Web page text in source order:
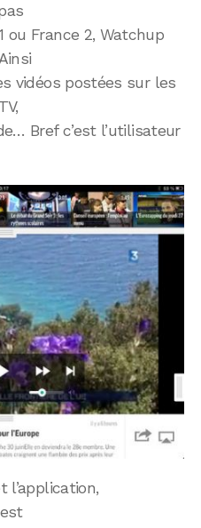
ou France 2, Watchup
vidéos postées sur les
Bref c’est l’utilisateur
l’application,